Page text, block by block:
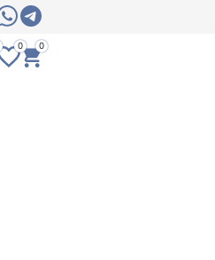
0 0